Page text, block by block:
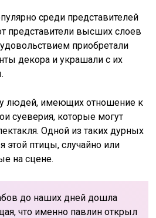
среди представителей
представители высших слоев
приобретали
декора и украшали с их
у людей, имеющих отношение к
суеверия, которые могут
Одной из таких дурных
этой птицы, случайно или
на сцене.
до наших дней дошла
что именно павлин открыл